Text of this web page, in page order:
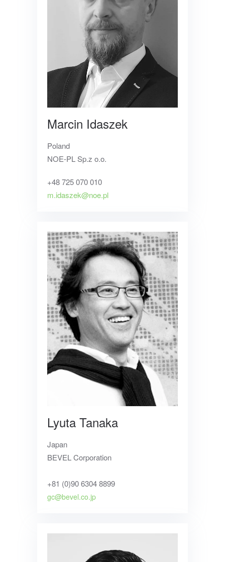
Marcin Idaszek
Poland
NOE-PL Sp.z o.o.
+48 725 070 010
m.idaszek@noe.pl
Lyuta Tanaka
Japan
BEVEL Corporation
+81 (0)90 6304 8899
gc@bevel.co.jp